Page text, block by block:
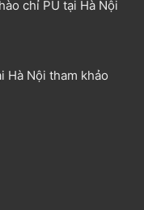
chỉ PU tại Hà Nội
Hà Nội tham khảo